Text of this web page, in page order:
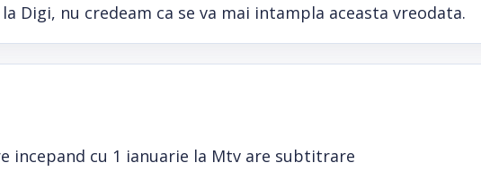
Digi, nu credeam ca se va mai intampla aceasta vreodata.
incepand cu 1 ianuarie la Mtv are subtitrare